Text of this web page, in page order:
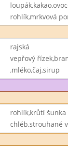
rohlík,mrkvová
rajská
vepřový
,mléko,čaj,sirup
rohlík,krůtí
chléb,strouhané